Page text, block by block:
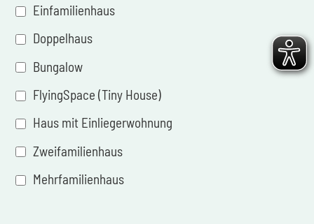
Einfamilienhaus
Doppelhaus
Bungalow
FlyingSpace (Tiny House)
Haus mit Einliegerwohnung
Zweifamilienhaus
Mehrfamilienhaus